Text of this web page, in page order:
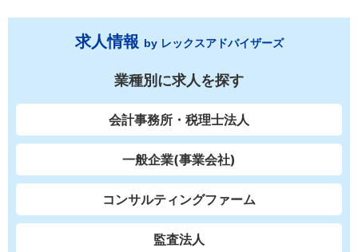
求人情報 by レックスアドバイザーズ
業種別に求人を探す
会計事務所・税理士法人
一般企業(事業会社)
コンサルティングファーム
監査法人